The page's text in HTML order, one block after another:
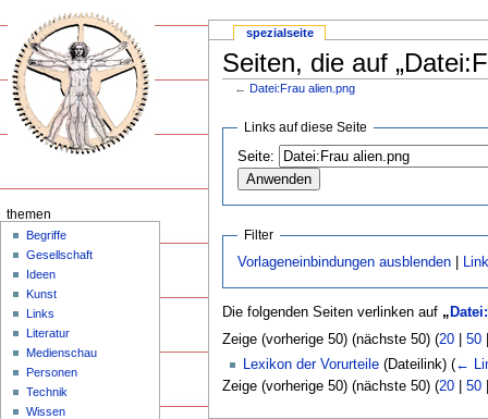
Seiten, die auf
← Datei:Frau alien.png
Links auf diese Seite
Seite:
Filter
Vorlageneinbindungen ausblenden|
Die folgenden Seiten verlinken auf „
Zeige (vorherige 50) (nächste 50) (20 |50
Lexikon der Vorurteile (Dateilink)(←
Zeige (vorherige 50) (nächste 50) (20 |50
spezialseite
themen
Begriffe
Gesellschaft
Ideen
Kunst
Links
Literatur
Medienschau
Personen
Technik
Wissen